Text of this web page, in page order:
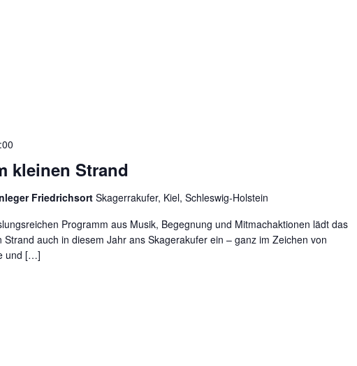
kleinen Strand
Friedrichsort Skagerrakufer, Kiel, Schleswig-Holstein
Programm aus Musik, Begegnung und Mitmachaktionen lädt das
Strand auch in diesem Jahr ans Skagerakufer ein – ganz im Zeichen von
und […]